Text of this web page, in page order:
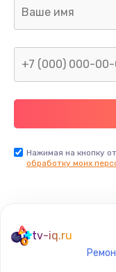
Нажимая на кнопку
обработку моих
tv-iq.ru